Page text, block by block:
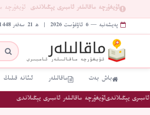
ئۇيغۇرچە ماقالىلەر ئامبىرى يېڭىلاندى ئۇيغۇرچە
پەيشەنبە — 6 ئاۋغۇست 2026 | ھ 21 سەفەر 1448
باش بەت ماقالىلەر ئىئانە قىلىڭ
يېڭىلاندىئۇيغۇرچە ماقالىلەر ئامبىرى يېڭىلاندى